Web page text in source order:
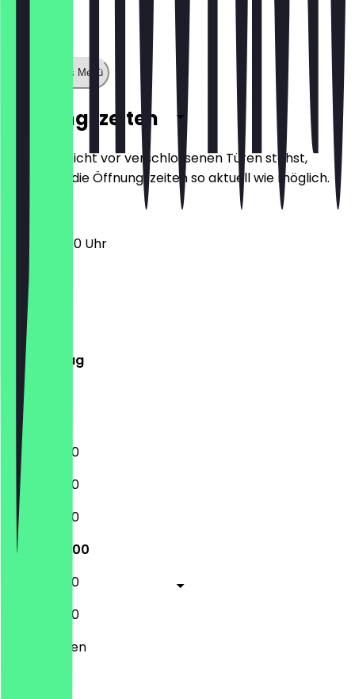
Zeige ganzes Menü
Öffnungszeiten
Damit du nicht vor verschlossenen Türen stehst,
halten wir die Öffnungszeiten so aktuell wie möglich.
13:00 - 22:00 Uhr
Montag
Dienstag
Mittwoch
Donnerstag
Freitag
Samstag
Sonntag
13:00 - 18:00
13:00 - 18:00
13:00 - 18:00
13:00 - 22:00
13:00 - 18:00
12:00 - 18:00
Geschlossen